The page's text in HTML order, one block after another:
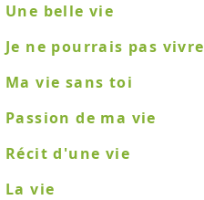
Une belle vie
Je ne pourrais pas vivre
Ma vie sans toi
Passion de ma vie
Récit d'une vie
La vie